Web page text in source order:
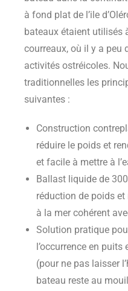
à fond plat de l’ile
bateaux étaient utilisés
courreaux, où il y a peu
activités ostréicoles.
traditionnelles les
suivantes :
Construction
réduire le poids et
et facile à mettre à
Ballast liquide de
réduction de poids
à la mer cohérent
Solution pratique
l’occurrence en
(pour ne pas laisser
bateau reste au